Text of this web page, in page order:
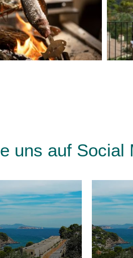
uns auf Social